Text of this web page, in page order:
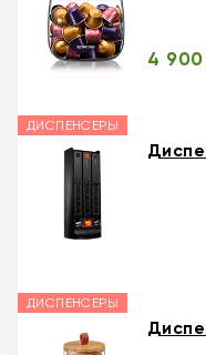
4
ДИСПЕНСЕРЫ
ДИСПЕНСЕРЫ